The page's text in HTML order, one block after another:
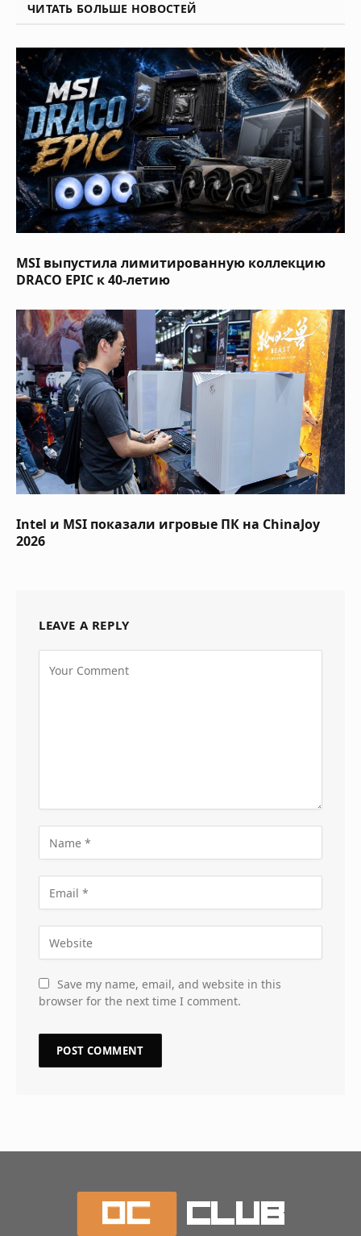
ЧИТАТЬ БОЛЬШЕ НОВОСТЕЙ
MSI выпустила лимитированную коллекцию
DRACO EPIC к 40-летию
Intel и MSI показали игровые ПК на ChinaJoy
2026
LEAVE A REPLY
Save my name, email, and website in this
browser for the next time I comment.